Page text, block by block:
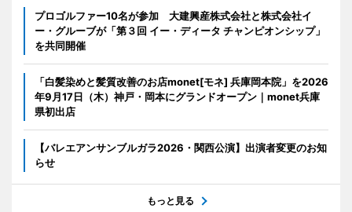
プロゴルファー10名が参加 大建興産株式会社と株式会社イ
ー・グルーブが「第３回 イー・ディータ チャンピオンシップ」
を共同開催
「白髪染めと髪質改善のお店monet[モネ] 兵庫岡本院」を2026
年9月17日（木）神戸・岡本にグランドオープン｜monet兵庫
県初出店
【バレエアンサンブルガラ2026・関西公演】出演者変更のお知
らせ
もっと見る